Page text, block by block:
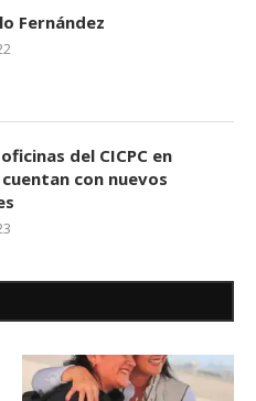
Fernández
del CICPC en
con nuevos